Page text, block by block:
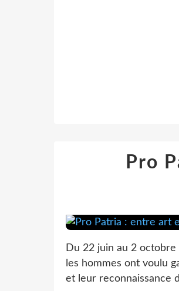
Pro
Du 22 juin au 2
les hommes ont voulu
et leur reconnaissance